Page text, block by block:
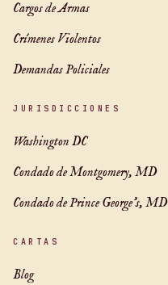
Cargos de Armas
Crímenes Violentos
Demandas Policiales
JURISDICCIONES
Washington DC
Condado de Montgomery, MD
Condado de Prince George's, MD
CARTAS
Blog